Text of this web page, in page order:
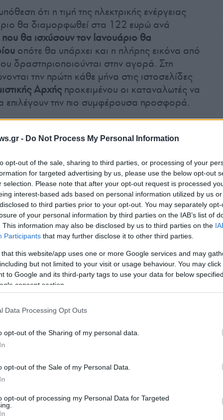
- Do Not Process My Personal Information
opt-out of the sale, sharing to third parties, or processing of your
for targeted advertising by us, please use the below opt-out
selection. Please note that after your opt-out request is processed
interest-based ads based on personal information utilized by us
to third parties prior to your opt-out. You may separately
of your personal information by third parties on the IAB’s list of
This information may also be disclosed by us to third parties on the
Participants that may further disclose it to other third parties.
that this website/app uses one or more Google services and may
but not limited to your visit or usage behaviour. You may
to Google and its third-party tags to use your data for below
consent section.
Data Processing Opt Outs
opt-out of the Sharing of my personal data.
opt-out of the Sale of my Personal Data.
opt-out of processing my Personal Data for Targeted
ότι η τιμή της ηλεκτρικής ενέργειας
θα διαμορφωθεί στα 122 ευρώ ανά
που θα ισχύσουν τον Ιανουάριο θα
οπότε θα υπάρχει και η πλήρης εικόνα από
δραστηριοποιούνται στην αγορά. Στη
την πρώτη κάθε μήνα στις ιστοσελίδες
Αρχήςπροκειμένου οι καταναλωτές να
επιλέγουν την πιο συμφέρουσα προσφορά.
θα μεταπέσει από 1ης Ιανουαρίου
εξαίρεση όσους έχουν συμβόλαια με
όσους, επίσης, δηλώσουν ρητά ότι δεν
και επιλέξουν κάποιο άλλο από τα
ότιστο «πράσινο» τιμολόγιο θα
Οι προμηθευτές τις προηγούμενες
επιστολές, ηλεκτρονική αλληλογραφία κλπ.
τα διαθέσιμα τιμολόγια από 1.1.2024.
που επισημαίνεται με πράσινο χρώμα
που επισημαίνονται με μπλε χρώμα,
και τα δυναμικά (για όσους έχουν έξυπνο
από τουπουργείο Περιβάλλοντος και
την περίοδο της ενεργειακής κρίσης.
οι προμηθευτές θα ανακοινώνουν την 1η
τις τυχόν
και να μην δημιουργούνται συνθήκες
των καταναλωτών. Η Ρυθμιστική
μήνα τον πίνακα με τα τιμολόγια του
διευκολύνεται περαιτέρω η σύγκριση.